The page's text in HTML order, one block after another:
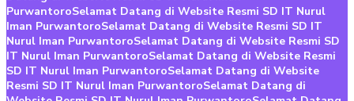
PurwantoroSelamat Datang di Website Resmi SD IT Nurul
Iman PurwantoroSelamat Datang di Website Resmi SD IT
Nurul Iman PurwantoroSelamat Datang di Website Resmi SD
IT Nurul Iman PurwantoroSelamat Datang di Website Resmi
SD IT Nurul Iman PurwantoroSelamat Datang di Website
Resmi SD IT Nurul Iman PurwantoroSelamat Datang di